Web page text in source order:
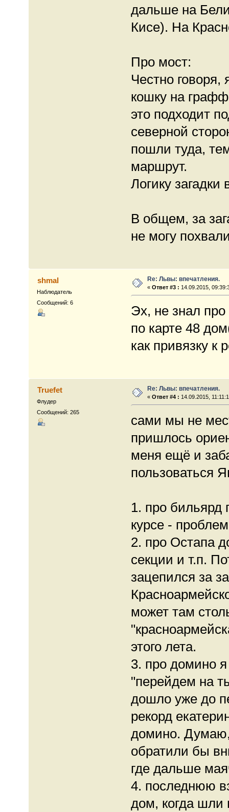
дальше на
Кисе). На
Про мост:
Честно говоря,
кошку на
это подходит
северной
пошли туда,
маршрут.
Логику
В общем, за
не могу
shmal
Наблюдатель
Сообщений: 6
Re: Львы: впечатления.
«Ответ #3 : 14.09.2015,
Эх, не знал
по карте 48
как привязку к
Truefet
Флудер
Сообщений: 265
Re: Львы: впечатления.
«Ответ #4 : 14.09.2015,
сами мы не
пришлось
меня ещё и
пользоваться
1. про бильярд
курсе -
2. про Остапа
секции и т.п.
зацепился за
может там
этого лета.
3. про домино я
"перейдем на
дошло уже до
рекорд
домино.
обратили бы
где дальше
4. последнюю
дом, когда шли